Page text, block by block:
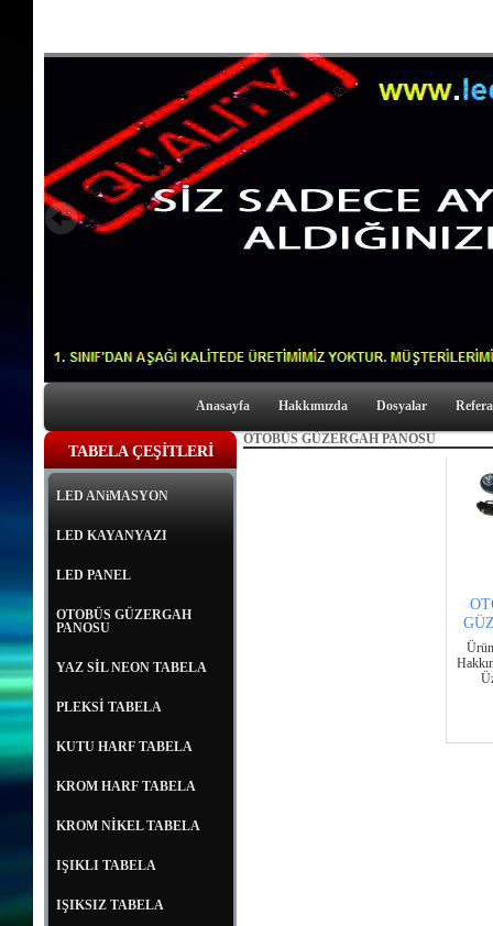
Anasayfa Hakkımızda Dosyalar
TABELA ÇEŞİTLERİ
LED ANiMASYON
LED KAYANYAZI
LED PANEL
OTOBÜS GÜZERGAH
PANOSU
YAZ SİL NEON TABELA
PLEKSİ TABELA
KUTU HARF TABELA
KROM HARF TABELA
KROM NİKEL TABELA
IŞIKLI TABELA
IŞIKSIZ TABELA
OTOBÜS GÜZERGAH PANOSU